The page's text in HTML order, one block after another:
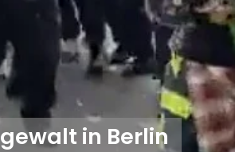
in Berlin